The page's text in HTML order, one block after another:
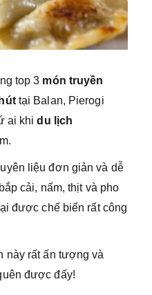
top 3 món truyền
tại Balan, Pierogi
ai khidu lịch
liệu đơn giản và dễ
cải, nấm, thịt và pho
được chế biến rất công
này rất ấn tượng và
được đấy!